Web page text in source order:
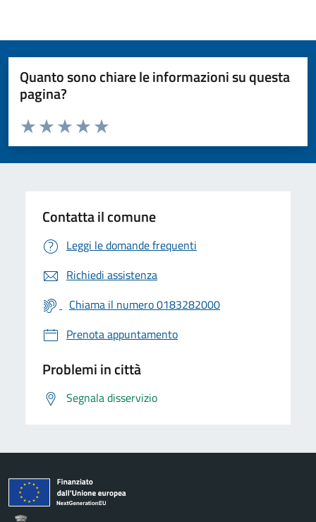
Quanto sono chiare le informazioni su questa
pagina?
Valuta da 1 a 5 stelle la pagina
Valuta 5 stelle su 5
Valuta 4 stelle su 5
Valuta 3 stelle su 5
Valuta 2 stelle su 5
Valuta 1 stelle su 5
Contatta il comune
Leggi le domande frequenti
Richiedi assistenza
Chiama il numero 0183282000
Prenota appuntamento
Problemi in città
Segnala disservizio